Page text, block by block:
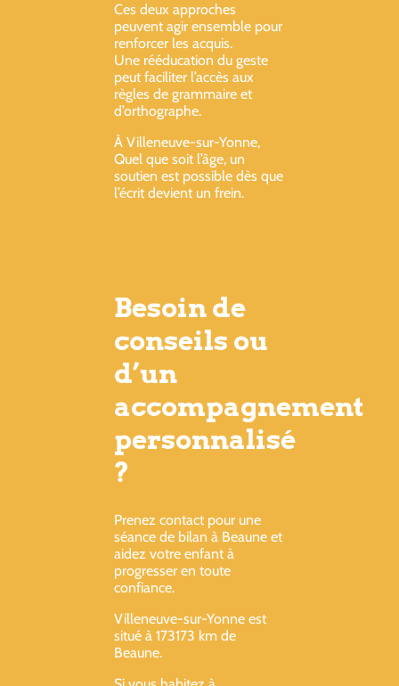
Ces deux approches
peuvent agir ensemble pour
renforcer les acquis.
Une rééducation du geste
peut faciliter l’accès aux
règles de grammaire et
d’orthographe.
À Villeneuve-sur-Yonne,
Quel que soit l’âge, un
soutien est possible dès que
l’écrit devient un frein.
Besoin de
conseils ou
d’un
accompagnement
personnalisé
?
Prenez contact pour une
séance de bilan à Beaune et
aidez votre enfant à
progresser en toute
confiance.
Villeneuve-sur-Yonne est
situé à 173173 km de
Beaune.